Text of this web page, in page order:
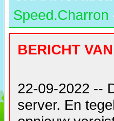
Speed.Charron
BERICHT
22-09-2022 --
server. En